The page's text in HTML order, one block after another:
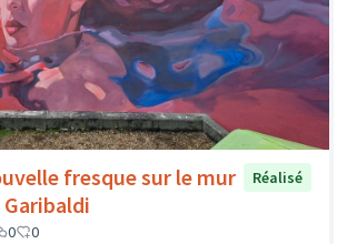
fresque sur le mur
Réalisé
0 0